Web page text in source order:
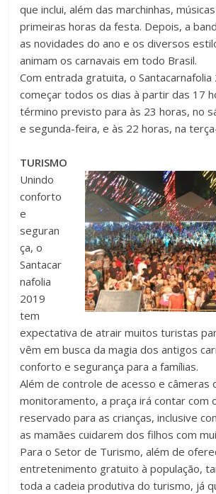
que inclui, além das marchinhas,
primeiras horas da festa. Depois, a
as novidades do ano e os diversos
animam os carnavais em todo Brasil.
Com entrada gratuita, o Santacarnafolia
começar todos os dias à partir das 17
término previsto para às 23 horas, no
e segunda-feira, e às 22 horas, na
TURISMO
Unindo
conforto
e
seguran
ça, o
Santacar
nafolia
2019
tem
expectativa de atrair muitos turistas
vêm em busca da magia dos antigos
conforto e segurança para a famílias.
Além de controle de acesso e câmeras
monitoramento, a praça irá contar com
reservado para as crianças, inclusive
as mamães cuidarem dos filhos com
Para o Setor de Turismo, além de
entretenimento gratuito à população,
toda a cadeia produtiva do turismo, já